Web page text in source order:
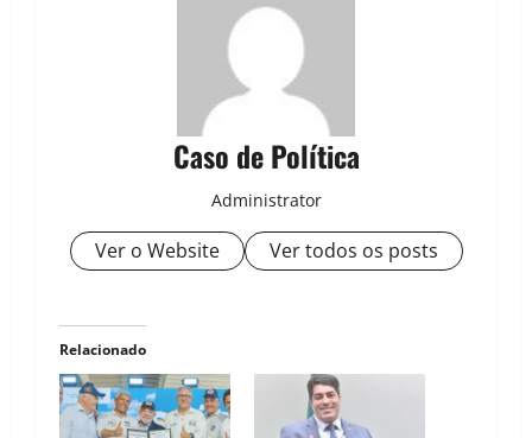
Caso de Política
Administrator
Ver o Website Ver todos os posts
Relacionado